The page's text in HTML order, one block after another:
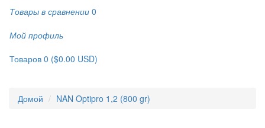
Товары в сравнении 0
Мой профиль
Товаров 0 ($0.00 USD)
Домой NAN Optipro 1,2 (800 gr)